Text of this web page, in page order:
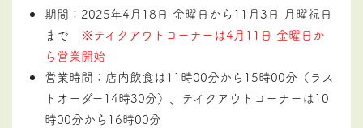
期間：2025年4月18日 金曜日から11月3日 月曜祝日
まで ※テイクアウトコーナーは4月11日 金曜日か
ら営業開始
営業時間：店内飲食は11時00分から15時00分（ラス
トオーダー14時30分）、テイクアウトコーナーは10
時00分から16時00分